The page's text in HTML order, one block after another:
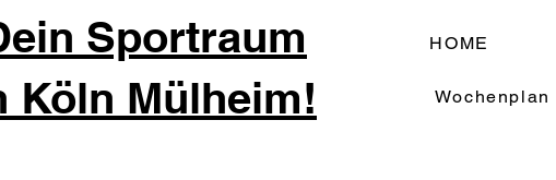
HOME
Wochenplan
Sportraum
Köln Mülheim!